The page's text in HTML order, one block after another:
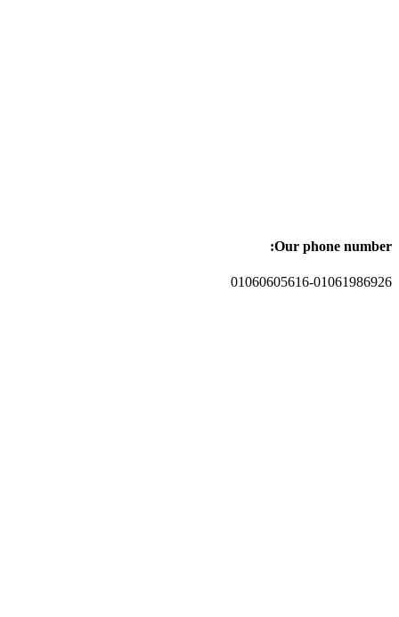
Our phone number:
01060605616-01061986926